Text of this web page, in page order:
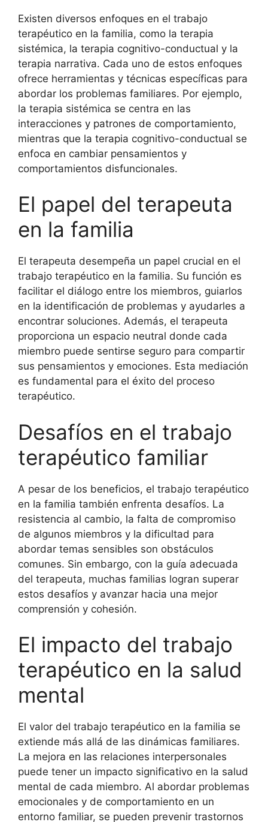
Existen diversos enfoques en el trabajo
terapéutico en la familia, como la terapia
sistémica, la terapia cognitivo-conductual y la
terapia narrativa. Cada uno de estos enfoques
ofrece herramientas y técnicas específicas para
abordar los problemas familiares. Por ejemplo,
la terapia sistémica se centra en las
interacciones y patrones de comportamiento,
mientras que la terapia cognitivo-conductual se
enfoca en cambiar pensamientos y
comportamientos disfuncionales.
El papel del terapeuta
en la familia
El terapeuta desempeña un papel crucial en el
trabajo terapéutico en la familia. Su función es
facilitar el diálogo entre los miembros, guiarlos
en la identificación de problemas y ayudarles a
encontrar soluciones. Además, el terapeuta
proporciona un espacio neutral donde cada
miembro puede sentirse seguro para compartir
sus pensamientos y emociones. Esta mediación
es fundamental para el éxito del proceso
terapéutico.
Desafíos en el trabajo
terapéutico familiar
A pesar de los beneficios, el trabajo terapéutico
en la familia también enfrenta desafíos. La
resistencia al cambio, la falta de compromiso
de algunos miembros y la dificultad para
abordar temas sensibles son obstáculos
comunes. Sin embargo, con la guía adecuada
del terapeuta, muchas familias logran superar
estos desafíos y avanzar hacia una mejor
comprensión y cohesión.
El impacto del trabajo
terapéutico en la salud
mental
El valor del trabajo terapéutico en la familia se
extiende más allá de las dinámicas familiares.
La mejora en las relaciones interpersonales
puede tener un impacto significativo en la salud
mental de cada miembro. Al abordar problemas
emocionales y de comportamiento en un
entorno familiar, se pueden prevenir trastornos